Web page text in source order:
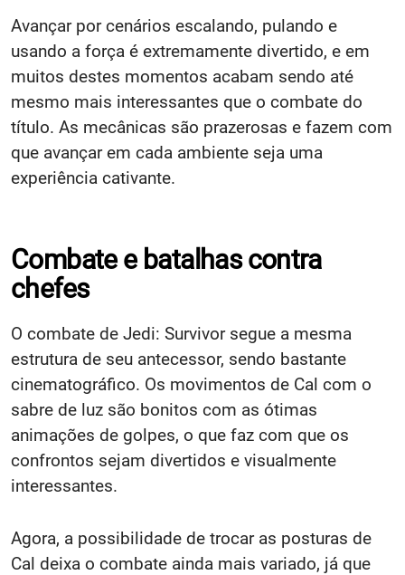
Avançar por cenários escalando, pulando e
usando a força é extremamente divertido, e em
muitos destes momentos acabam sendo até
mesmo mais interessantes que o combate do
título. As mecânicas são prazerosas e fazem com
que avançar em cada ambiente seja uma
experiência cativante.
Combate e batalhas contra
chefes
O combate de Jedi: Survivor segue a mesma
estrutura de seu antecessor, sendo bastante
cinematográfico. Os movimentos de Cal com o
sabre de luz são bonitos com as ótimas
animações de golpes, o que faz com que os
confrontos sejam divertidos e visualmente
interessantes.
Agora, a possibilidade de trocar as posturas de
Cal deixa o combate ainda mais variado, já que